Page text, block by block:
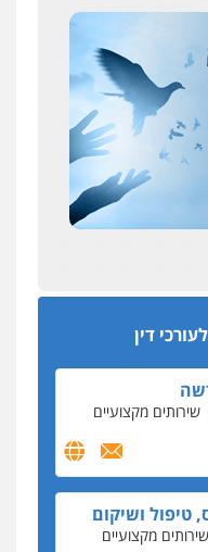
דין
מקצועיים לעורכי
אזכורים
לעורכי דין
שירותים מקצועיים
טיפול ושיקום
שירותים מקצועיים
לעורך דין
עורכי הדין
עורכות ועורכי
האונס והמחירון
וסינדיקאט
הרב אריה חייק
טען לרקע נפשי